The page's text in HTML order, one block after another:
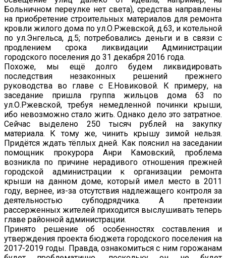
Больничном переулке нет света), средства направлены
на приобретение строительных материалов для ремонта
кровли жилого дома по ул.О.Ржевской, д.63, и котельной
по ул.Энгельса, д.5; потребовались деньги и в связи с
продлением срока ликвидации Администрации
городского поселения до 31 декабря 2016 года.
Похоже, мы ещё долго будем ликвидировать
последствия незаконных решений прежнего
руководства во главе с Е.Новиковой. К примеру, на
заседание пришла группа жильцов дома 63 по
ул.О.Ржевской, требуя немедленной починки крыши,
ибо невозможно стало жить. Однако дело это затратное.
Сейчас выделено 250 тысяч рублей на закупку
материала. К тому же, чинить крышу зимой нельзя.
Придётся ждать тёплых дней. Как пояснил на заседании
помощник прокурора Анри Камовский, проблема
возникла по причине нерадивого отношения прежней
городской администрации к организации ремонта
крыши на данном доме, который имел место в 2011
году, вернее, из-за отсутствия надлежащего контроля за
деятельностью субподрядчика. А претензии
рассерженных жителей приходится выслушивать теперь
главе районной администрации.
Принято решение об особенностях составления и
утверждения проекта бюджета городского поселения на
2017-2019 годы. Правда, ознакомиться с ним горожанам